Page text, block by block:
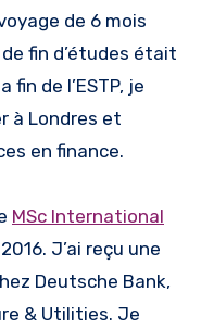
de 6 mois
fin d’études était
fin de l’ESTP, je
à Londres et
en finance.
MSc International
J’ai reçu une
Deutsche Bank,
& Utilities. Je